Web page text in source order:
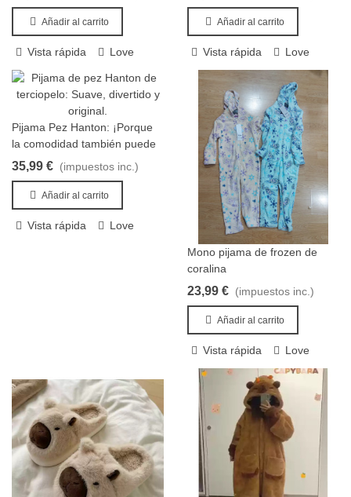
Añadir al carrito
Vista rápida Love
Añadir al carrito
Vista rápida Love
Pijama Pez Hanton: ¡Porque
la comodidad también puede
ser divertida!
35,99 € (impuestos inc.)
Añadir al carrito
Vista rápida Love
Añadir al carrito
Mono pijama de frozen de
coralina
23,99 € (impuestos inc.)
Añadir al carrito
Vista rápida Love